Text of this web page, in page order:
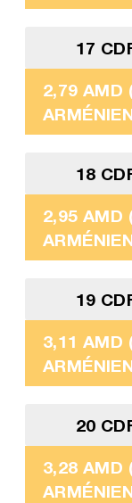
17
2,79 AMD
18
2,95 AMD
19
3,11 AMD
20
3,28 AMD